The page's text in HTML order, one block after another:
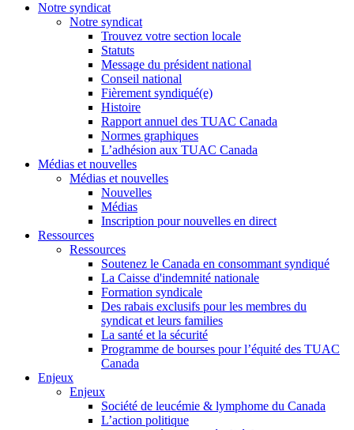
Notre syndicat
Notre syndicat
Trouvez votre section locale
Statuts
Message du président national
Conseil national
Fièrement syndiqué(e)
Histoire
Rapport annuel des TUAC Canada
Normes graphiques
L’adhésion aux TUAC Canada
Médias et nouvelles
Médias et nouvelles
Nouvelles
Médias
Inscription pour nouvelles en direct
Ressources
Ressources
Soutenez le Canada en consommant syndiqué
La Caisse d'indemnité nationale
Formation syndicale
Des rabais exclusifs pour les membres du
syndicat et leurs families
La santé et la sécurité
Programme de bourses pour l’équité des TUAC
Canada
Enjeux
Enjeux
Société de leucémie & lymphome du Canada
L’action politique